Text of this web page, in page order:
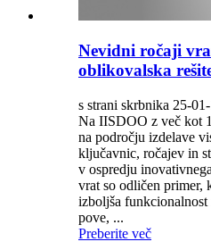
Nevidni ročaji
oblikovalska
s strani skrbnika 25-
Na IISDOO z več kot
na področju izdelave
ključavnic, ročajev in
v ospredju
vrat so odličen primer,
izboljša
pove, ...
Preberite več